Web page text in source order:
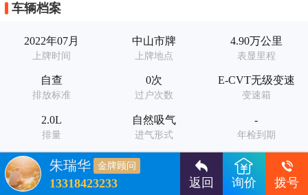
车辆档案
2022年07月
上牌时间
中山市牌
上牌地点
4.90万公里
表显里程
自查
排放标准
0次
过户次数
E-CVT无级变速
变速箱
2.0L
排量
自然吸气
进气形式
-
年检到期
-
交强险 商业险到期
朱瑞华 金牌顾问
13318423233 返回 询价 拨号